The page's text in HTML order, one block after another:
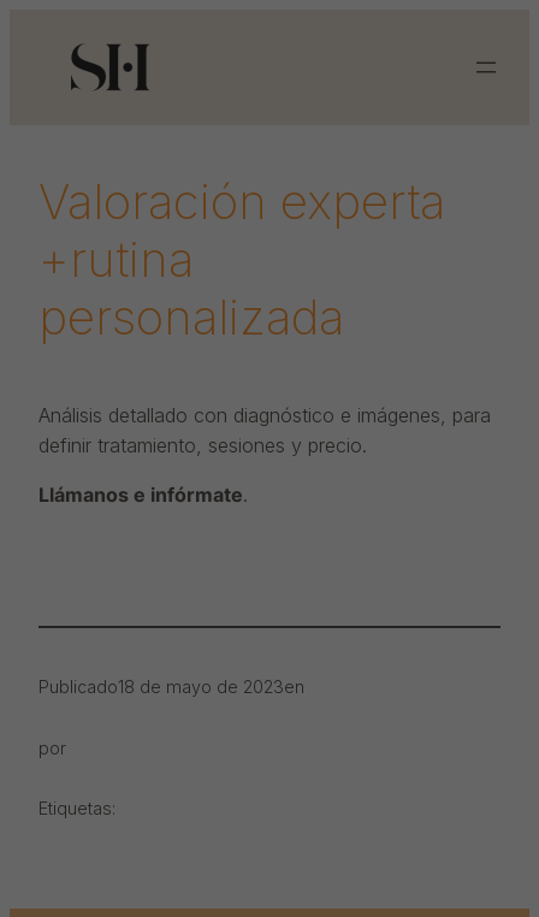
contenido
Valoración experta
+rutina
personalizada
Análisis detallado con diagnóstico e imágenes, para
definir tratamiento, sesiones y precio.
Llámanos e infórmate.
Publicado18 de mayo de 2023en
por
Etiquetas: